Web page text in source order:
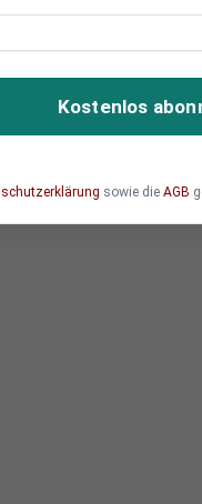
abgesagt, weil
und
in Berlin teil
Kostenlos
sowie die AGB